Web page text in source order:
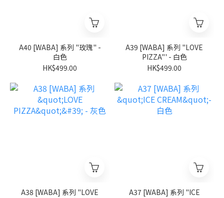
A40 [WABA] 系列 "玫瑰" -
白色
HK$499.00
A39 [WABA] 系列 "LOVE
PIZZA"' - 白色
HK$499.00
A38 [WABA] 系列 "LOVE
A37 [WABA] 系列 "ICE